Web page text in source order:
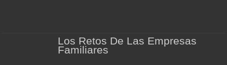
Los Retos De Las Empresas
Familiares